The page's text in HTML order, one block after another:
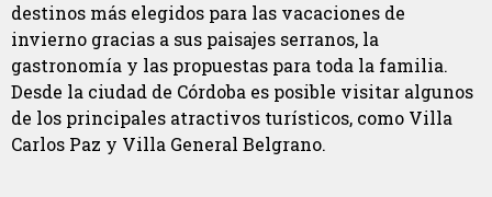
destinos más elegidos para las vacaciones de
invierno gracias a sus paisajes serranos, la
gastronomía y las propuestas para toda la familia.
Desde la ciudad de Córdoba es posible visitar algunos
de los principales atractivos turísticos, como Villa
Carlos Paz y Villa General Belgrano.